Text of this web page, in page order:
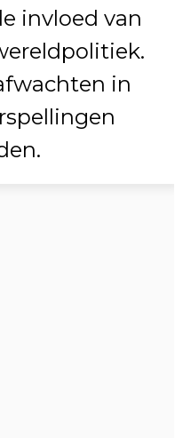
invloed van
in